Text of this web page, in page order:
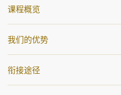
课程概览
我们的优势
衔接途径